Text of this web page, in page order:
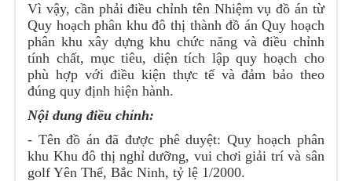
Vì vậy, cần phải điều chỉnh tên Nhiệm vụ đồ án từ
Quy hoạch phân khu đô thị thành đồ án Quy hoạch
phân khu xây dựng khu chức năng và điều chỉnh
tính chất, mục tiêu, diện tích lập quy hoạch cho
phù hợp với điều kiện thực tế và đảm bảo theo
đúng quy định hiện hành.
Nội dung điều chỉnh:
- Tên đồ án đã được phê duyệt: Quy hoạch phân
khu Khu đô thị nghỉ dưỡng, vui chơi giải trí và sân
golf Yên Thế, Bắc Ninh, tỷ lệ 1/2000.